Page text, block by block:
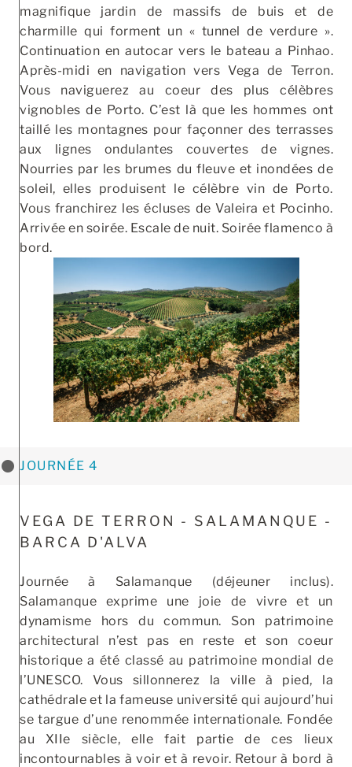
magnifique jardin de massifs de buis et de
charmille qui forment un « tunnel de verdure ».
Continuation en autocar vers le bateau a Pinhao.
Après-midi en navigation vers Vega de Terron.
Vous naviguerez au coeur des plus célèbres
vignobles de Porto. C’est là que les hommes ont
taillé les montagnes pour façonner des terrasses
aux lignes ondulantes couvertes de vignes.
Nourries par les brumes du fleuve et inondées de
soleil, elles produisent le célèbre vin de Porto.
Vous franchirez les écluses de Valeira et Pocinho.
Arrivée en soirée. Escale de nuit. Soirée flamenco à
bord.
JOURNÉE 4
VEGA DE TERRON - SALAMANQUE -
BARCA D'ALVA
Journée à Salamanque (déjeuner inclus).
Salamanque exprime une joie de vivre et un
dynamisme hors du commun. Son patrimoine
architectural n’est pas en reste et son coeur
historique a été classé au patrimoine mondial de
l’UNESCO. Vous sillonnerez la ville à pied, la
cathédrale et la fameuse université qui aujourd’hui
se targue d’une renommée internationale. Fondée
au XIIe siècle, elle fait partie de ces lieux
incontournables à voir et à revoir. Retour à bord à